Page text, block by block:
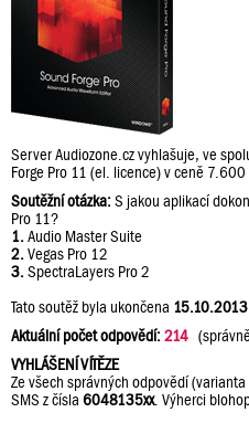
Server Audiozone.cz vyhlašuje, ve
Forge Pro 11 (el. licence) v ceně 7.600
Soutěžní otázka:S jakou aplikací
Pro 11?
1.Audio Master Suite
2.Vegas Pro 12
3.SpectraLayers Pro 2
Tato soutěž byla ukončena 15.10.2013
Aktuální počet odpovědí:214
VYHLÁŠENÍ VÍTĚZE
Ze všech správných odpovědí
SMS z čísla 6048135xx. Výherci